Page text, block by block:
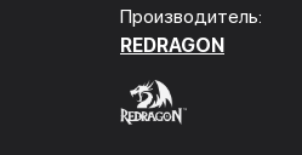
Производитель:
REDRAGON